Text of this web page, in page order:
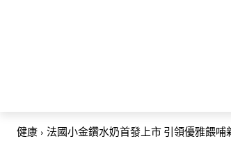
健康 法國小金鑽水奶首發上市 引領優雅餵